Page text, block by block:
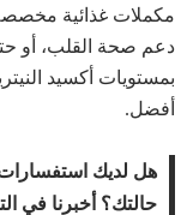
مكملات غذائية
دعم صحة القلب، أو
بمستويات أكسيد
أفضل.
هل لديك
حالتك؟ أخبرنا في